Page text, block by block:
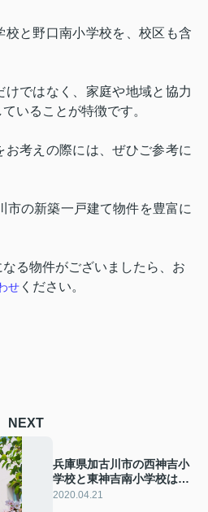
校と野口南小学校を、校区も含
けではなく、家庭や地域と協力
いることが特徴です。
お考えの際には、ぜひご参考に
市の新築一戸建て物件を豊富に
る物件がございましたら、お
せ ください。
NEXT
兵庫県加古川市の西神吉小
学校と東神吉南小学校は盛
んな地域交流が魅力
2020.04.21